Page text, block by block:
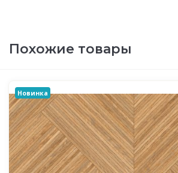
Похожие товары
Новинка